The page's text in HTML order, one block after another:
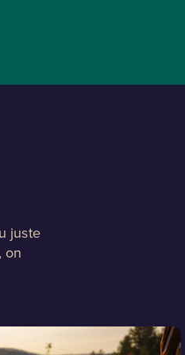
juste
on